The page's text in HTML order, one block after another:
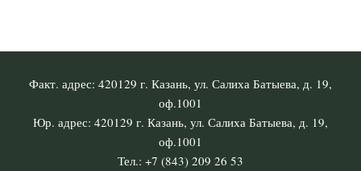
Факт. адрес: 420129 г. Казань, ул. Салиха Батыева, д. 19,
оф.1001
Юр. адрес: 420129 г. Казань, ул. Салиха Батыева, д. 19,
оф.1001
Тел.: +7 (843) 209 26 53